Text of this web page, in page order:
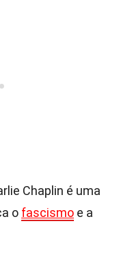
Chaplin é uma
o fascismo e a